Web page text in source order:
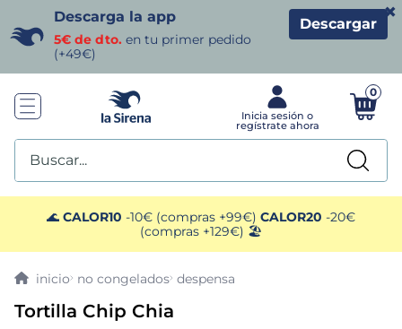
Descarga la app
5€ de dto. en tu primer pedido
(+49€)
Descargar
×
0
Buscar...
🌊 CALOR10 -10€ (compras +99€) CALOR20 -20€
(compras +129€) 🏖️
no congelados despensa
Tortilla Chip Chia
TÉRMINOS MÁS BUSCADOS
1. helados sirena
gambas